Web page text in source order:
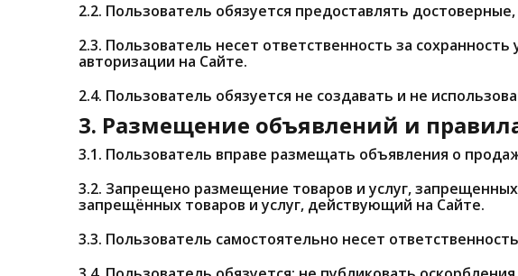
2.2. Пользователь обязуется предоставлять
2.3. Пользователь несет ответственность за
авторизации на Сайте.
2.4. Пользователь обязуется не создавать и не
3. Размещение объявлений и
3.1. Пользователь вправе размещать объявления о
3.2. Запрещено размещение товаров и услуг,
запрещённых товаров и услуг, действующий на Сайте.
3.3. Пользователь самостоятельно несет